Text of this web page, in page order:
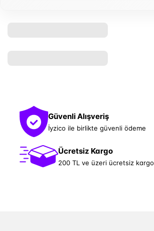
Güvenli Alışveriş
İyzico ile birlikte güvenli ödeme
Ücretsiz Kargo
200 TL ve üzeri ücretsiz kargo